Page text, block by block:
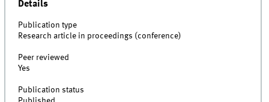
Details
Publication type
Research article in proceedings (conference)
Peer reviewed
Yes
Publication status